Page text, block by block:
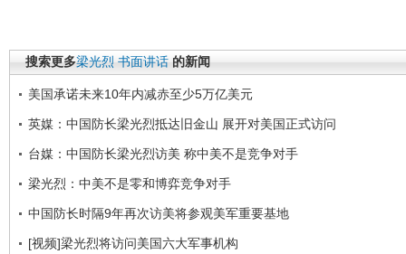
搜索更多梁光烈 书面讲话 的新闻
美国承诺未来10年内减赤至少5万亿美元
英媒：中国防长梁光烈抵达旧金山 展开对美国正式访问
台媒：中国防长梁光烈访美 称中美不是竞争对手
梁光烈：中美不是零和博弈竞争对手
中国防长时隔9年再次访美将参观美军重要基地
[视频]梁光烈将访问美国六大军事机构